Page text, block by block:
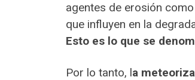
agentes de erosión
que influyen en la
Esto es lo que se
Por lo tanto, la